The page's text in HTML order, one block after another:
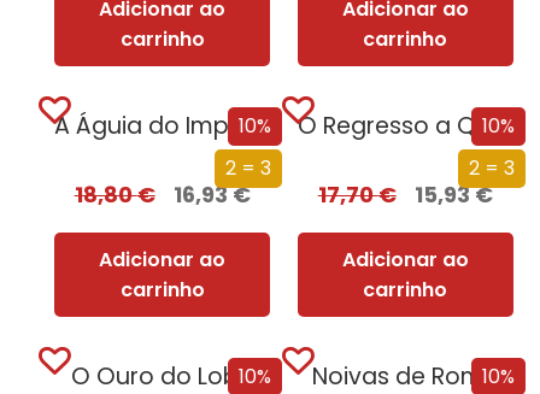
Adicionar ao
carrinho
Adicionar ao
carrinho
10%
2 = 3
A Águia do Império [Nova Edição]
18,80€ 16,93€
Adicionar ao
carrinho
10%
2 = 3
O Regresso a Quionga
17,70€ 15,93€
Adicionar ao
carrinho
10%
O Ouro do Lobo
10%
Noivas de Roma